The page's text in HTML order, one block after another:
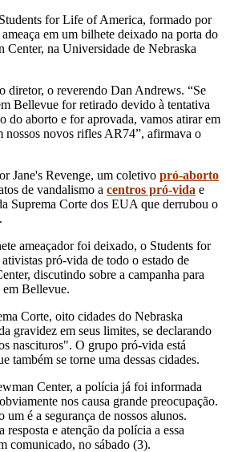
for Life of America, formado por
em um bilhete deixado na porta do
Center, na Universidade de Nebraska
diretor, o reverendo Dan Andrews. “Se
Bellevue for retirado devido à tentativa
do aborto e for aprovada, vamos atirar em
nossos novos rifles AR74”, afirmava o
Jane's Revenge, um coletivo pró-aborto
de vandalismo a centros pró-vida e
Suprema Corte dos EUA que derrubou o
ameaçador foi deixado, o Students for
pró-vida de todo o estado de
discutindo sobre a campanha para
Bellevue.
Corte, oito cidades do Nebraska
gravidez em seus limites, se declarando
nascituros". O grupo pró-vida está
também se torne uma dessas cidades.
Center, a polícia já foi informada
nos causa grande preocupação.
é a segurança de nossos alunos.
resposta e atenção da polícia a essa
comunicado, no sábado (3).